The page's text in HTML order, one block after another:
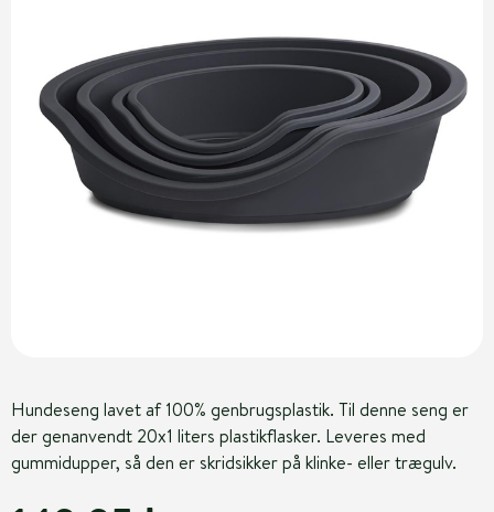
Hundeseng lavet af 100% genbrugsplastik. Til denne seng er
der genanvendt 20x1 liters plastikflasker. Leveres med
gummidupper, så den er skridsikker på klinke- eller trægulv.